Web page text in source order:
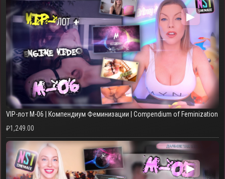
▶
VIP-лот M-06 | Компендиум Феминизации | Compendium of Feminization
₽1,249.00
▶